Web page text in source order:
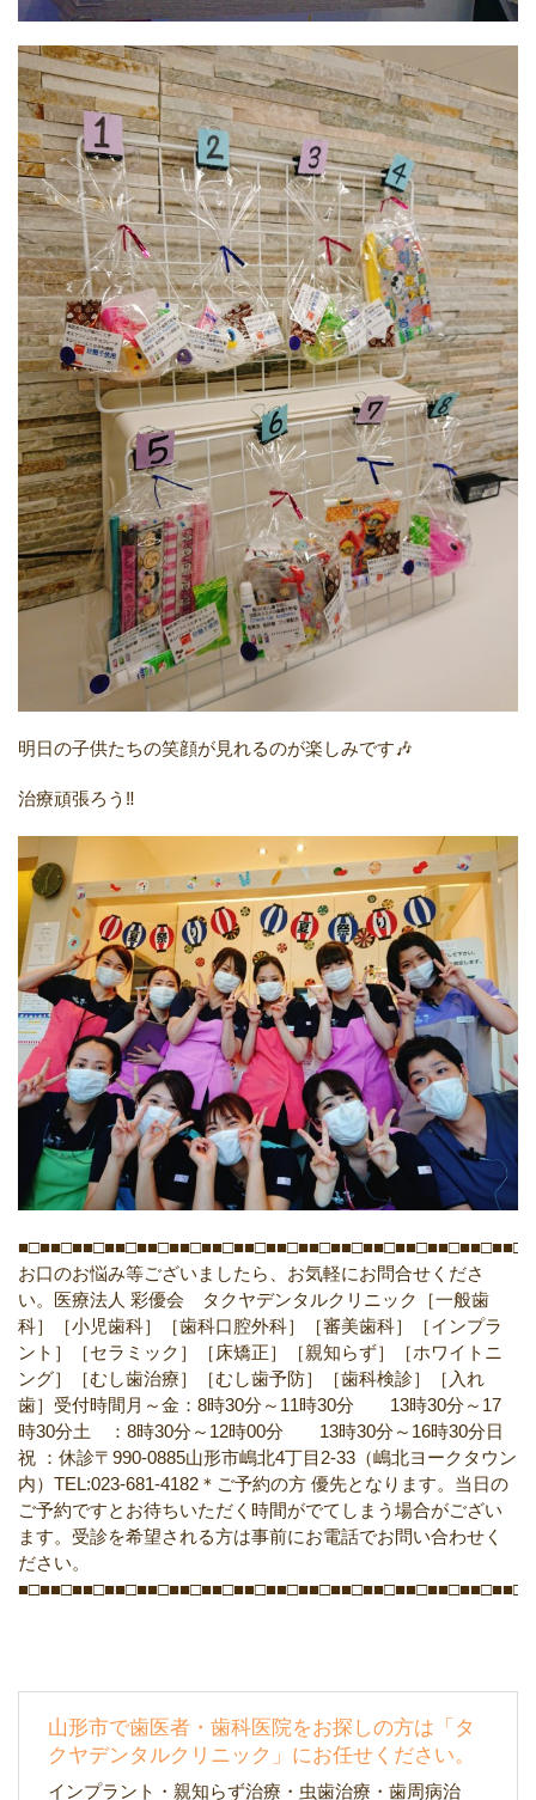
明日の子供たちの笑顔が見れるのが楽しみです🎶
治療頑張ろう‼️
お口のお悩み等ございましたら、お気軽にお問合せくださ
い。医療法人 彩優会 タクヤデンタルクリニック［一般歯
科］［小児歯科］［歯科口腔外科］［審美歯科］［インプラ
ント］［セラミック］［床矯正］［親知らず］［ホワイトニ
ング］［むし歯治療］［むし歯予防］［歯科検診］［入れ
歯］受付時間月～金：8時30分～11時30分 13時30分～17
時30分土 ：8時30分～12時00分 13時30分～16時30分日
祝 ：休診〒990-0885山形市嶋北4丁目2-33（嶋北ヨークタウン
内）TEL:023-681-4182＊ご予約の方 優先となります。当日の
ご予約ですとお待ちいただく時間がでてしまう場合がござい
ます。受診を希望される方は事前にお電話でお問い合わせく
ださい。
山形市で歯医者・歯科医院をお探しの方は「タ
クヤデンタルクリニック」にお任せください。
インプラント・親知らず治療・虫歯治療・歯周病治